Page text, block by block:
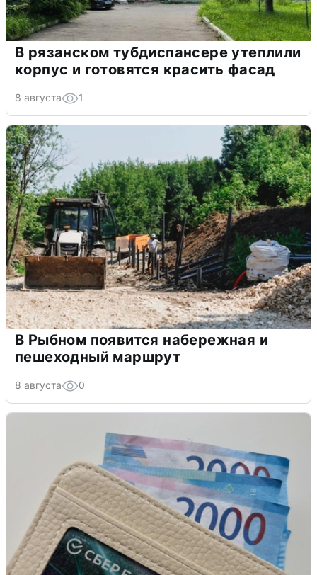
В рязанском тубдиспансере утеплили
корпус и готовятся красить фасад
8 августа 1
В Рыбном появится набережная и
пешеходный маршрут
8 августа 0